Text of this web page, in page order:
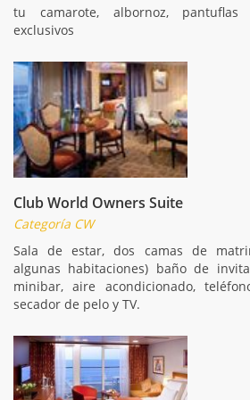
tu camarote, albornoz,
exclusivos
Club World Owners Suite
Categoría CW
Sala de estar, dos camas de
algunas habitaciones) baño de
minibar, aire acondicionado,
secador de pelo y TV.